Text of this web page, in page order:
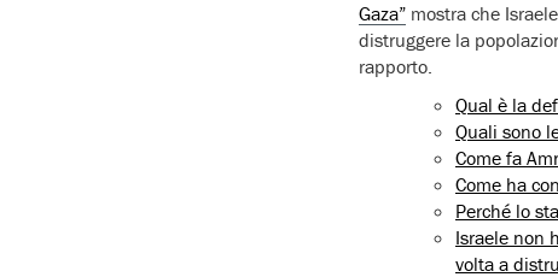
Gaza” mostra che
distruggere la
rapporto.
Qual è la
Quali sono
Come fa
Come ha
Perché lo
Israele non
volta a